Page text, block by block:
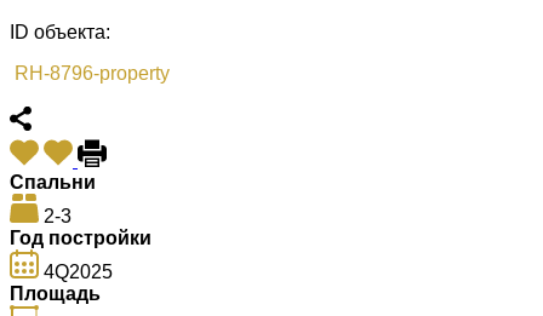
ID объекта:
RH-8796-property
Спальни
2-3
Год постройки
4Q2025
Площадь